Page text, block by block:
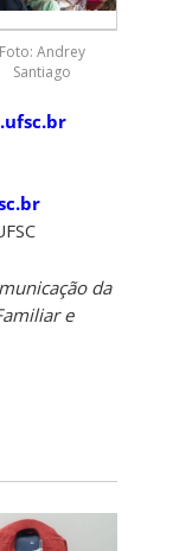
Foto: Andrey
Santiago
da
e